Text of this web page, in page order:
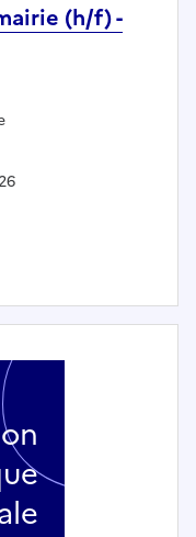
(h/f) -
général de mairie